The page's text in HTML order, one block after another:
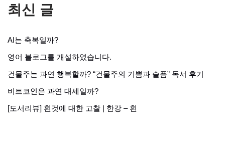
최신 글
AI는 축복일까?
영어 블로그를 개설하였습니다.
건물주는 과연 행복할까? “건물주의 기쁨과 슬픔” 독서 후기
비트코인은 과연 대세일까?
[도서리뷰] 흰것에 대한 고찰 | 한강 – 흰